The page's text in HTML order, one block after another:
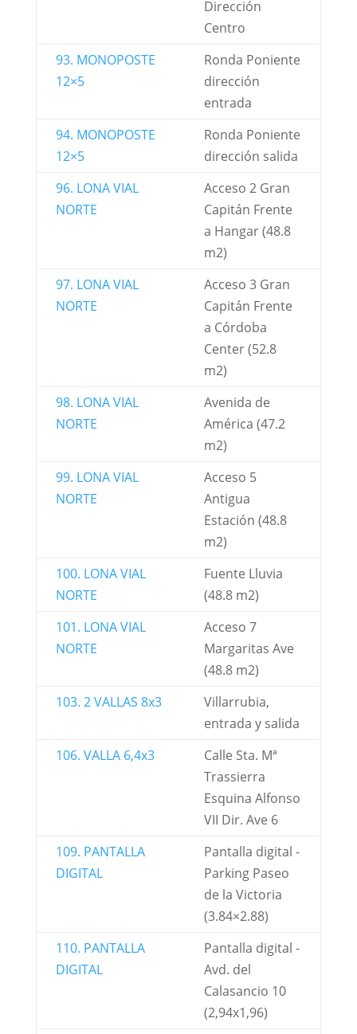
Dirección
Centro
93. MONOPOSTE
12×5
Ronda Poniente
dirección
entrada
94. MONOPOSTE
12×5
Ronda Poniente
dirección salida
96. LONA VIAL
NORTE
Acceso 2 Gran
Capitán Frente
a Hangar (48.8
m2)
97. LONA VIAL
NORTE
Acceso 3 Gran
Capitán Frente
a Córdoba
Center (52.8
m2)
98. LONA VIAL
NORTE
Avenida de
América (47.2
m2)
99. LONA VIAL
NORTE
Acceso 5
Antigua
Estación (48.8
m2)
100. LONA VIAL
NORTE
Fuente Lluvia
(48.8 m2)
101. LONA VIAL
NORTE
Acceso 7
Margaritas Ave
(48.8 m2)
103. 2 VALLAS 8x3
Villarrubia,
entrada y salida
106. VALLA 6,4x3
Calle Sta. Mª
Trassierra
Esquina Alfonso
VII Dir. Ave 6
109. PANTALLA
DIGITAL
Pantalla digital -
Parking Paseo
de la Victoria
(3.84×2.88)
110. PANTALLA
DIGITAL
Pantalla digital -
Avd. del
Calasancio 10
(2,94x1,96)